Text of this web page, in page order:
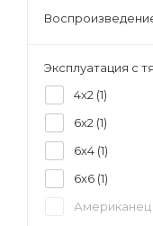
Эксплуатация с
4x2 (1)
6x2 (1)
6x4 (1)
6x6 (1)
Американец